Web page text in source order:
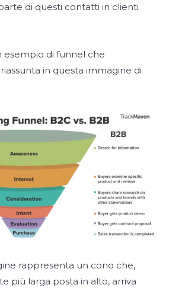
di questi contatti in clienti
esempio di funnel che
in questa immagine di
rappresenta un cono che,
più larga posta in alto, arriva